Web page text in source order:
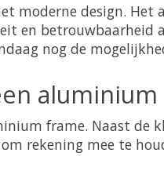
moderne design.
en betrouwbaarheid
nog de
frame. Naast de
rekening mee te